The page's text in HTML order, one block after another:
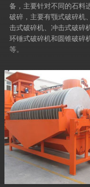
备，主要针对不同的石料
破碎，主要有颚式破碎机
击式破碎机、冲击式破碎
环锤式破碎机和圆锥破碎
等。